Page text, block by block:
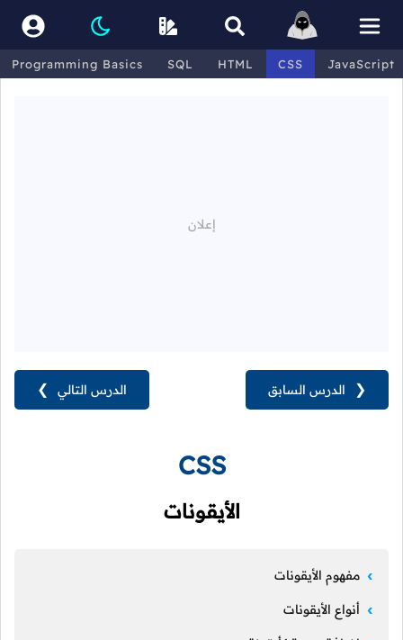
Programming Basics SQL HTML CSS JavaScript
الدرس التالي ❯ ❮ الدرس السابق
CSS
الأيقونات
مفهوم الأيقونات
أنواع الأيقونات